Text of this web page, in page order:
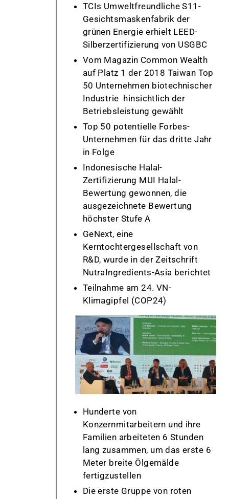
TCIs Umweltfreundliche S11-
Gesichtsmaskenfabrik der
grünen Energie erhielt LEED-
Silberzertifizierung von USGBC
Vom Magazin Common Wealth
auf Platz 1 der 2018 Taiwan Top
50 Unternehmen biotechnischer
Industrie hinsichtlich der
Betriebsleistung gewählt
Top 50 potentielle Forbes-
Unternehmen für das dritte Jahr
in Folge
Indonesische Halal-
Zertifizierung MUI Halal-
Bewertung gewonnen, die
ausgezeichnete Bewertung
höchster Stufe A
GeNext, eine
Kerntochtergesellschaft von
R&D, wurde in der Zeitschrift
NutraIngredients-Asia berichtet
Teilnahme am 24. VN-
Klimagipfel (COP24)
Hunderte von
Konzernmitarbeitern und ihre
Familien arbeiteten 6 Stunden
lang zusammen, um das erste 6
Meter breite Ölgemälde
fertigzustellen
Die erste Gruppe von roten